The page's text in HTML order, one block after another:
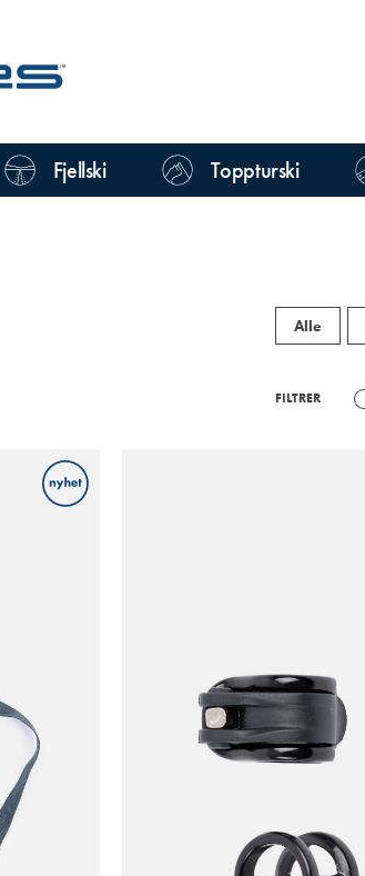
Fjellski Toppturski
Alle
FILTRER